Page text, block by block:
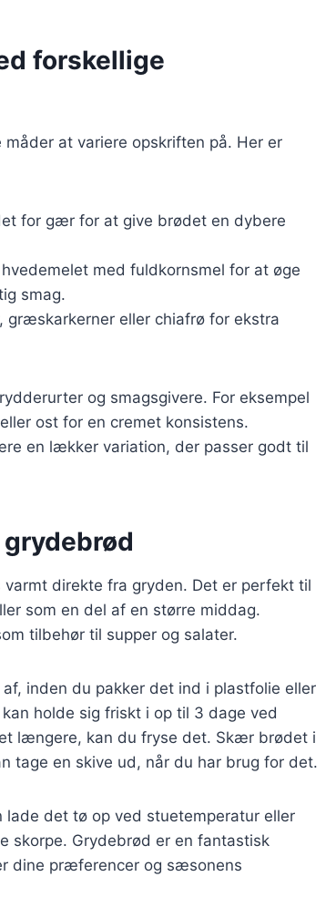
forskellige
at variere opskriften på. Her er
for gær for at give brødet en dybere
med fuldkornsmel for at øge
smag.
græskarkerner eller chiafrø for ekstra
og smagsgivere. For eksempel
ost for en cremet konsistens.
en lækker variation, der passer godt til
direkte fra gryden. Det er perfekt til
som en del af en større middag.
tilbehør til supper og salater.
inden du pakker det ind i plastfolie eller
holde sig friskt i op til 3 dage ved
længere, kan du fryse det. Skær brødet i
tage en skive ud, når du har brug for det.
det tø op ved stuetemperatur eller
skorpe. Grydebrød er en fantastisk
dine præferencer og sæsonens